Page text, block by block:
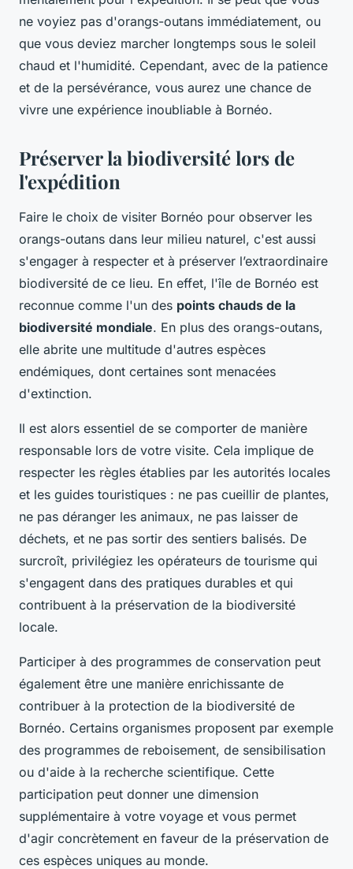
ne voyiez pas d'orangs-outans immédiatement, ou
que vous deviez marcher longtemps sous le soleil
chaud et l'humidité. Cependant, avec de la patience
et de la persévérance, vous aurez une chance de
vivre une expérience inoubliable à Bornéo.
Préserver la biodiversité lors de
l'expédition
Faire le choix de visiter Bornéo pour observer les
orangs-outans dans leur milieu naturel, c'est aussi
s'engager à respecter et à préserver l’extraordinaire
biodiversité de ce lieu. En effet, l'île de Bornéo est
reconnue comme l'un des points chauds de la
biodiversité mondiale. En plus des orangs-outans,
elle abrite une multitude d'autres espèces
endémiques, dont certaines sont menacées
d'extinction.
Il est alors essentiel de se comporter de manière
responsable lors de votre visite. Cela implique de
respecter les règles établies par les autorités locales
et les guides touristiques : ne pas cueillir de plantes,
ne pas déranger les animaux, ne pas laisser de
déchets, et ne pas sortir des sentiers balisés. De
surcroît, privilégiez les opérateurs de tourisme qui
s'engagent dans des pratiques durables et qui
contribuent à la préservation de la biodiversité
locale.
Participer à des programmes de conservation peut
également être une manière enrichissante de
contribuer à la protection de la biodiversité de
Bornéo. Certains organismes proposent par exemple
des programmes de reboisement, de sensibilisation
ou d'aide à la recherche scientifique. Cette
participation peut donner une dimension
supplémentaire à votre voyage et vous permet
d'agir concrètement en faveur de la préservation de
ces espèces uniques au monde.